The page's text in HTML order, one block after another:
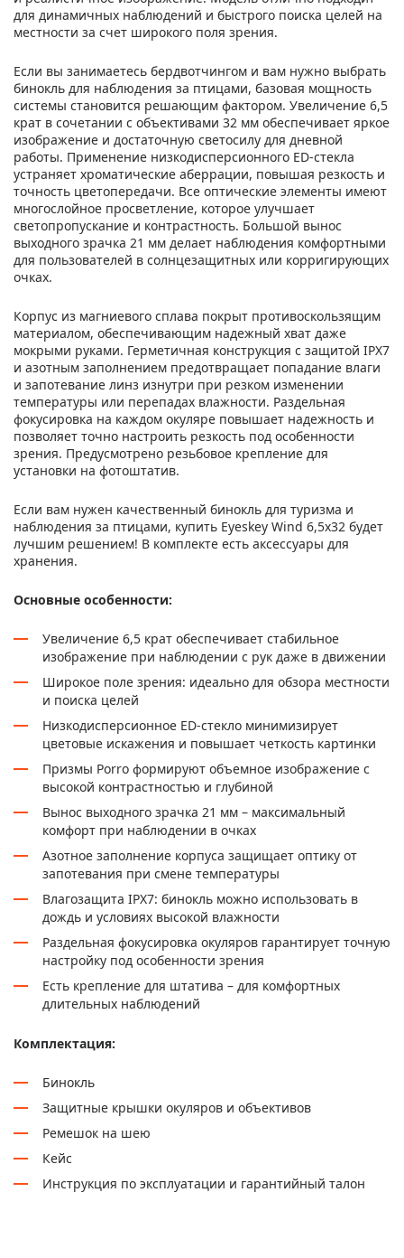
для динамичных наблюдений и быстрого поиска целей на
местности за счет широкого поля зрения.
Если вы занимаетесь бердвотчингом и вам нужно выбрать
бинокль для наблюдения за птицами, базовая мощность
системы становится решающим фактором. Увеличение 6,5
крат в сочетании с объективами 32 мм обеспечивает яркое
изображение и достаточную светосилу для дневной
работы. Применение низкодисперсионного ED-стекла
устраняет хроматические аберрации, повышая резкость и
точность цветопередачи. Все оптические элементы имеют
многослойное просветление, которое улучшает
светопропускание и контрастность. Большой вынос
выходного зрачка 21 мм делает наблюдения комфортными
для пользователей в солнцезащитных или корригирующих
очках.
Корпус из магниевого сплава покрыт противоскользящим
материалом, обеспечивающим надежный хват даже
мокрыми руками. Герметичная конструкция с защитой IPX7
и азотным заполнением предотвращает попадание влаги
и запотевание линз изнутри при резком изменении
температуры или перепадах влажности. Раздельная
фокусировка на каждом окуляре повышает надежность и
позволяет точно настроить резкость под особенности
зрения. Предусмотрено резьбовое крепление для
установки на фотоштатив.
Если вам нужен качественный бинокль для туризма и
наблюдения за птицами, купить Eyeskey Wind 6,5x32 будет
лучшим решением! В комплекте есть аксессуары для
хранения.
Основные особенности:
Увеличение 6,5 крат обеспечивает стабильное
изображение при наблюдении с рук даже в движении
Широкое поле зрения: идеально для обзора местности
и поиска целей
Низкодисперсионное ED-стекло минимизирует
цветовые искажения и повышает четкость картинки
Призмы Porro формируют объемное изображение с
высокой контрастностью и глубиной
Вынос выходного зрачка 21 мм – максимальный
комфорт при наблюдении в очках
Азотное заполнение корпуса защищает оптику от
запотевания при смене температуры
Влагозащита IPX7: бинокль можно использовать в
дождь и условиях высокой влажности
Раздельная фокусировка окуляров гарантирует точную
настройку под особенности зрения
Есть крепление для штатива – для комфортных
длительных наблюдений
Комплектация:
Бинокль
Защитные крышки окуляров и объективов
Ремешок на шею
Кейс
Инструкция по эксплуатации и гарантийный талон